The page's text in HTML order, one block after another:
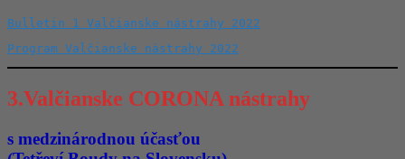
Bulletin 1 Valčianske nástrahy 2022
Program Valčianske nástrahy 2022
3.Valčianske CORONA nástrahy
s medzinárodnou účasťou